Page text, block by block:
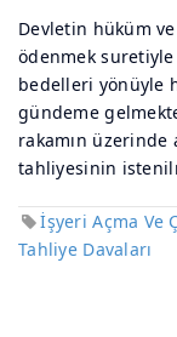
Devletin hüküm
ödenmek
bedelleri yönüyle
gündeme
rakamın üzerinde
tahliyesinin
İşyeri Açma Ve
Tahliye Davaları